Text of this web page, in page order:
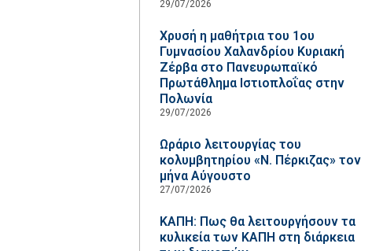
29/07/2026
Χρυσή η μαθήτρια του 1ου
Γυμνασίου Χαλανδρίου Κυριακή
Ζέρβα στο Πανευρωπαϊκό
Πρωτάθλημα Ιστιοπλοΐας στην
Πολωνία
29/07/2026
Ωράριο λειτουργίας του
κολυμβητηρίου «Ν. Πέρκιζας» τον
μήνα Αύγουστο
27/07/2026
ΚΑΠΗ: Πως θα λειτουργήσουν τα
κυλικεία των ΚΑΠΗ στη διάρκεια